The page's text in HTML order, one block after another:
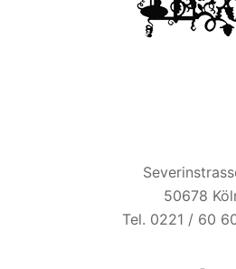
50678
Tel. 0221 / 60